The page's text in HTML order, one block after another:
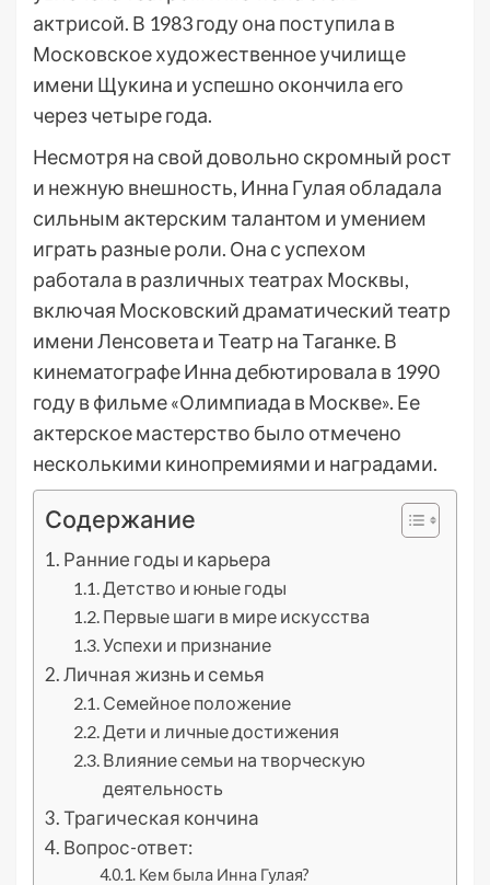
актрисой. В 1983 году она поступила в
Московское художественное училище
имени Щукина и успешно окончила его
через четыре года.
Несмотря на свой довольно скромный рост
и нежную внешность, Инна Гулая обладала
сильным актерским талантом и умением
играть разные роли. Она с успехом
работала в различных театрах Москвы,
включая Московский драматический театр
имени Ленсовета и Театр на Таганке. В
кинематографе Инна дебютировала в 1990
году в фильме «Олимпиада в Москве». Ее
актерское мастерство было отмечено
несколькими кинопремиями и наградами.
Содержание
Ранние годы и карьера
Детство и юные годы
Первые шаги в мире искусства
Успехи и признание
Личная жизнь и семья
Семейное положение
Дети и личные достижения
Влияние семьи на творческую
деятельность
Трагическая кончина
Вопрос-ответ:
Кем была Инна Гулая?